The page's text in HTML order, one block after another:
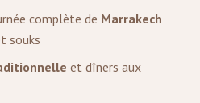
complète de Marrakech
souks
et dîners aux